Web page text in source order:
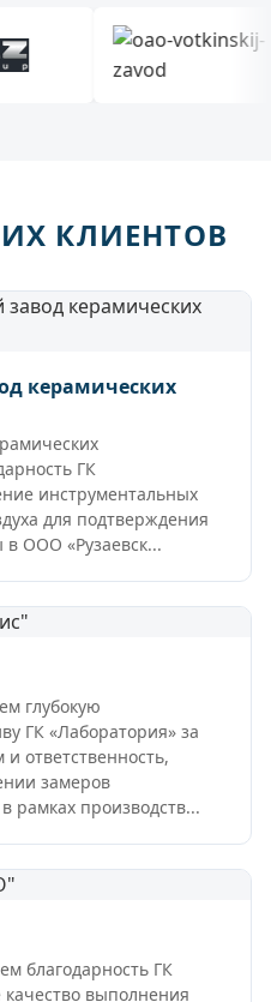
КЛИЕНТОВ
керамических
ГК
инструментальных
для подтверждения
ООО «Рузаевск...
глубокую
ГК «Лаборатория» за
ответственность,
замеров
производств...
благодарность ГК
выполнения